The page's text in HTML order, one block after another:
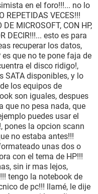
en el foro!!!... no lo
REPETIDAS VECES!!!
MICROSOFT, CON HP,
DECIR!!!... esto es para
recuperar los datos,
que no te pone faja de
el disco ridigo!,
SATA disponibles, y lo
los equipos de
son iguales, despues
que no pesa nada, que
puedes usar el
pones la opcion scann
no estaba antes!!!
unas dos o
con el tema de HP!!!
sin ir mas lejos,
tengo la notebook de
de pc!!! llamé, le dije